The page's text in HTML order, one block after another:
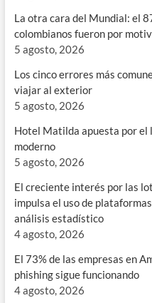
La otra cara del Mundial: el
colombianos fueron por
5 agosto, 2026
Los cinco errores más
viajar al exterior
5 agosto, 2026
Hotel Matilda apuesta por el
moderno
5 agosto, 2026
El creciente interés por las
impulsa el uso de
análisis estadístico
4 agosto, 2026
El 73% de las empresas en
phishing sigue funcionando
4 agosto, 2026